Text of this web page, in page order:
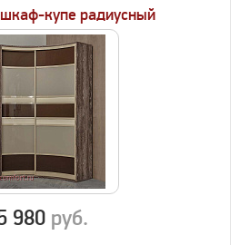
купе радиусный
980 руб.